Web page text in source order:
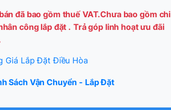
đã bao gồm thuế VAT.Chưa bao gồm chi
công lắp đặt . Trả góp linh hoạt ưu đãi
Giá Lắp Đặt Điều Hòa
Sách Vận Chuyển - Lắp Đặt